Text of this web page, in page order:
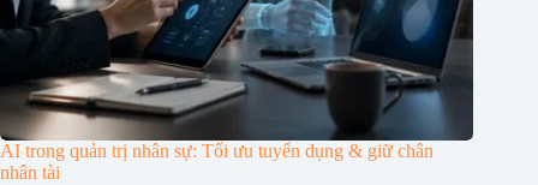
AI trong quản trị nhân sự: Tối ưu tuyển dụng & giữ chân
nhân tài